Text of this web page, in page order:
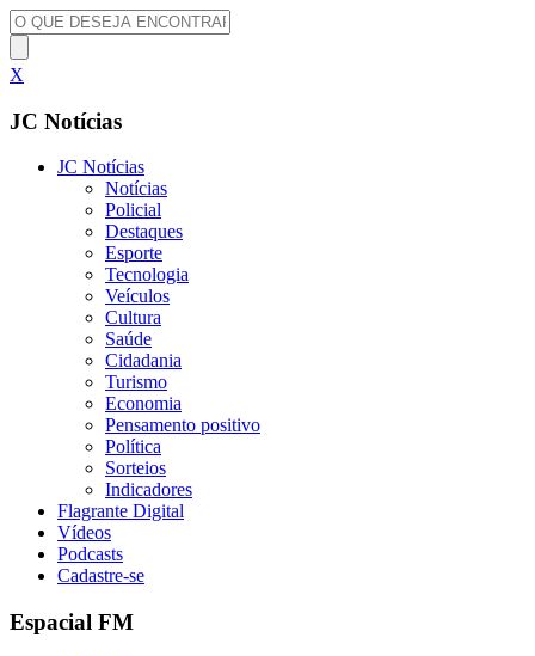
X
JC Notícias
JC Notícias
Notícias
Policial
Destaques
Esporte
Tecnologia
Veículos
Cultura
Saúde
Cidadania
Turismo
Economia
Pensamento positivo
Política
Sorteios
Indicadores
Flagrante Digital
Vídeos
Podcasts
Cadastre-se
Espacial FM